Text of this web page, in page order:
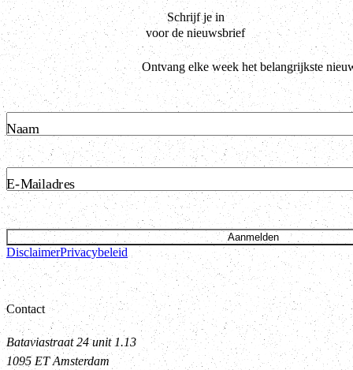
Schrijf je in
voor de nieuwsbrief
Ontvang elke week het belangrijkste
Naam
E-Mailadres
Aanmelden
DisclaimerPrivacybeleid
Contact
Bataviastraat 24 unit 1.13
1095 ET Amsterdam